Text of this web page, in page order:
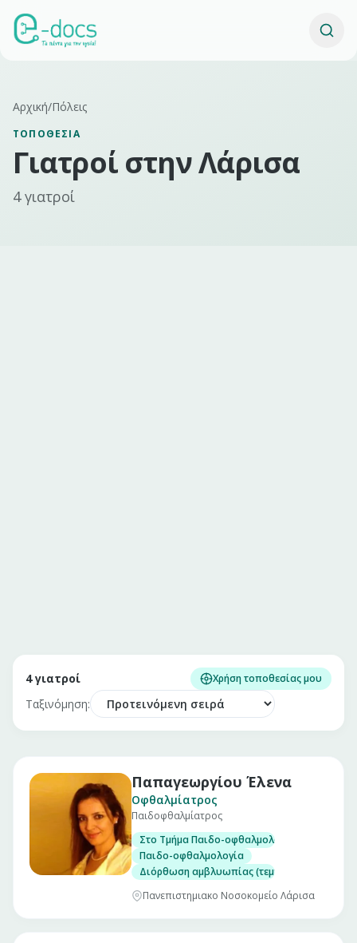
Αρχική/Πόλεις
ΤΟΠΟΘΕΣΊΑ
Γιατροί στηνΛάρισα
4γιατροί
4γιατροί Χρήση τοποθεσίας μου
Ταξινόμηση:
Παπαγεωργίου Έλενα
Οφθαλμίατρος
Παιδοφθαλμίατρος
Στο Τμήμα Παιδο-οφθαλμολογίας και
Παιδο-οφθαλμολογία
Διόρθωση αμβλυωπίας (τεμπέλικο μάτι)
Πανεπιστημιακο Νοσοκομείο Λάρισα